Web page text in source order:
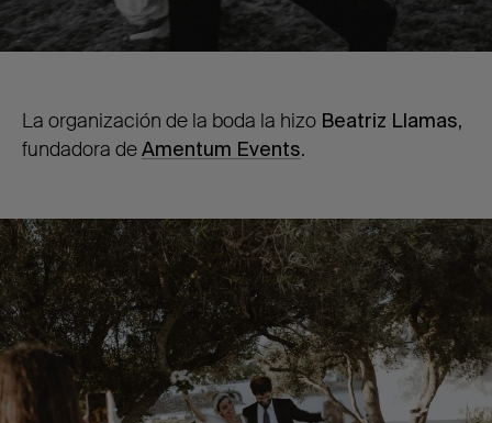
La organización de la boda la hizo Beatriz Llamas,
fundadora deAmentum Events.